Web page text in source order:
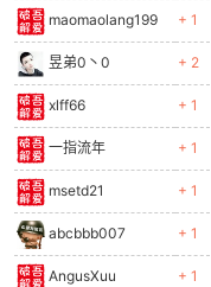
maomaolang199 + 1
昱弟0丶0 + 2
xlff66 + 1
一指流年 + 1
msetd21 + 1
abcbbb007 + 1
AngusXuu + 1